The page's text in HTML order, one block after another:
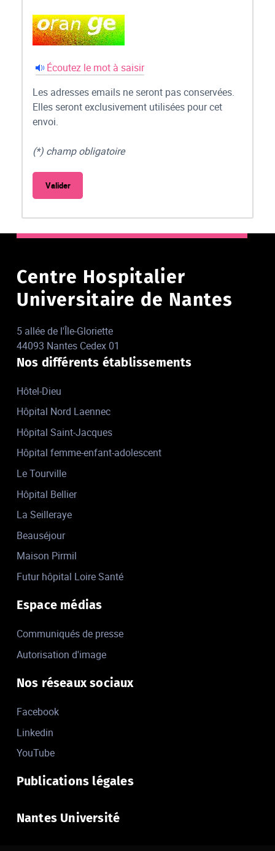
Écoutez le mot à saisir
Les adresses emails ne seront pas conservées.
Elles seront exclusivement utilisées pour cet
envoi.
(*) champ obligatoire
Centre Hospitalier
Universitaire de Nantes
5 allée de l'Île-Gloriette
44093 Nantes Cedex 01
Nos différents établissements
Hôtel-Dieu
Hôpital Nord Laennec
Hôpital Saint-Jacques
Hôpital femme-enfant-adolescent
Le Tourville
Hôpital Bellier
La Seilleraye
Beauséjour
Maison Pirmil
Futur hôpital Loire Santé
Espace médias
Communiqués de presse
Autorisation d'image
Nos réseaux sociaux
Facebook
Linkedin
YouTube
Publications légales
Nantes Université